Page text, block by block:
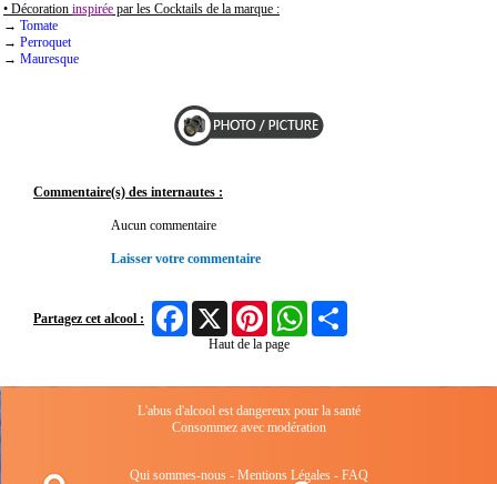
• Décoration inspirée par les Cocktails de la marque :
→ Tomate
→ Perroquet
→ Mauresque
Commentaire(s) des internautes :
Aucun commentaire
Laisser votre commentaire
Partagez cet alcool :
FacebookX Pinterest WhatsApp
Haut de la page
L'abus d'alcool est dangereux pour la santé
Consommez avec modération
Qui sommes-nous- Mentions Légales- FAQ